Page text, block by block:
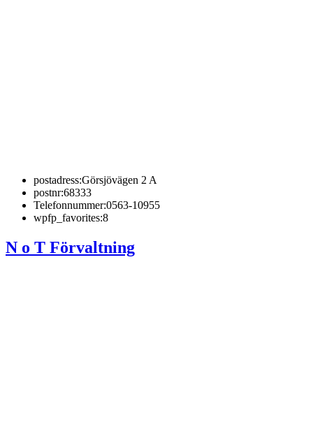
postadress:Görsjövägen 2 A
postnr:68333
Telefonnummer:0563-10955
wpfp_favorites:8
N o T Förvaltning